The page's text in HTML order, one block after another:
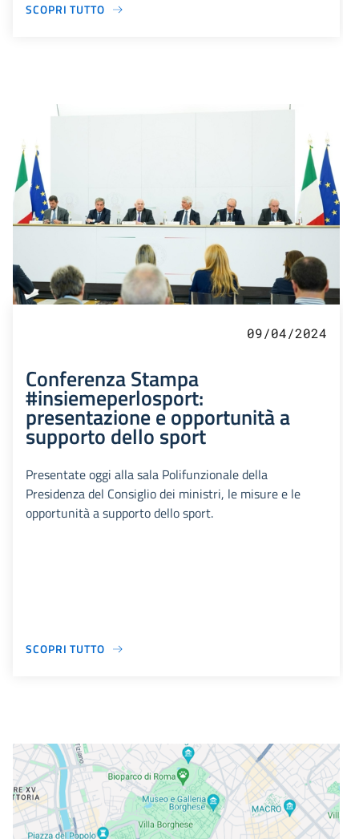
SCOPRI TUTTO
09/04/2024
Conferenza Stampa
#insiemeperlosport:
presentazione e opportunità a
supporto dello sport
Presentate oggi alla sala Polifunzionale della
Presidenza del Consiglio dei ministri, le misure e le
opportunità a supporto dello sport.
SCOPRI TUTTO